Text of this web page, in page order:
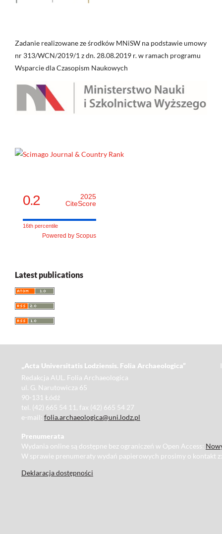
Zadanie realizowane ze środków MNiSW na podstawie umowy
nr 313/WCN/2019/1 z dn. 28.08.2019 r. w ramach programu
Wsparcie dla Czasopism Naukowych
0.2
2025
CiteScore
16th percentile
Powered by Scopus
Latest publications
„Acta Universitatis Lodziensis. Folia Archaeologica”
Redakcja AUL. Folia Archaeologica
ul. G. Narutowicza 65
90-131 Łódź
tel. (42) 665 54 11, fax (42) 665 54 27
e-mail: folia.archaeologica@uni.lodz.pl
Prenumerata
Wydania online są dostępne bez ograniczeń w Open Access:
W sprawie prenumeraty wydań papierowych prosimy o kontakt
Deklaracja dostępności